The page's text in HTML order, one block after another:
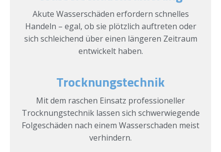
Akute Wasserschäden erfordern schnelles
Handeln – egal, ob sie plötzlich auftreten oder
sich schleichend über einen längeren Zeitraum
entwickelt haben.
Trocknungstechnik
Mit dem raschen Einsatz professioneller
Trocknungstechnik lassen sich schwerwiegende
Folgeschäden nach einem Wasserschaden meist
verhindern.